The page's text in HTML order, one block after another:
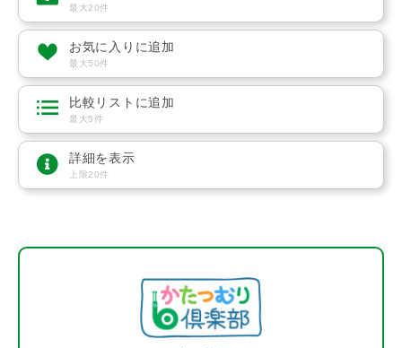
最大20件
お気に入りに追加
最大50件
比較リストに追加
最大5件
詳細を表示
上限20件